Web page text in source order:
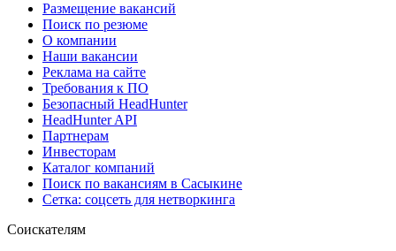
Размещение вакансий
Поиск по резюме
О компании
Наши вакансии
Реклама на сайте
Требования к ПО
Безопасный HeadHunter
HeadHunter API
Партнерам
Инвесторам
Каталог компаний
Поиск по вакансиям в Сасыкине
Сетка: соцсеть для нетворкинга
Соискателям